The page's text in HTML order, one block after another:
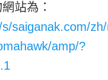
站為：
saiganak.com/
amp/?